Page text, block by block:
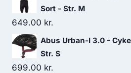
Sort - Str. M
649.00 kr.
Abus Urban-I 3.0 -
Str. S
699.00 kr.